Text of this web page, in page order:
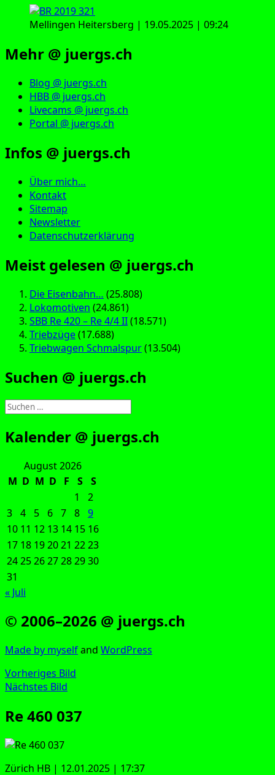
Mellingen Heitersberg | 19.05.2025 | 09:24
Mehr @ juergs.ch
Blog @ juergs.ch
HBB @ juergs.ch
Livecams @ juergs.ch
Portal @ juergs.ch
Infos @ juergs.ch
Über mich…
Kontakt
Sitemap
Newsletter
Datenschutzerklärung
Meist gelesen @ juergs.ch
Die Eisenbahn… (25.808)
Lokomotiven (24.861)
SBB Re 420 – Re 4/4 II(18.571)
Triebzüge(17.688)
Triebwagen Schmalspur(13.504)
Suchen @ juergs.ch
Suchen
nach:
Kalender @ juergs.ch
August 2026
M D M D F S
S
1
2
3 4 5 6 7 8 9
10 11 12 13 14 15 16
17 18 192021 2223
24252627282930
31
« Juli
© 2006–2026 @ juergs.ch
Made by mys­elfand Word­Press
Vorheriges Bild
Nächstes Bild
Re 460 037
Zürich HB | 12.01.2025 | 17:37